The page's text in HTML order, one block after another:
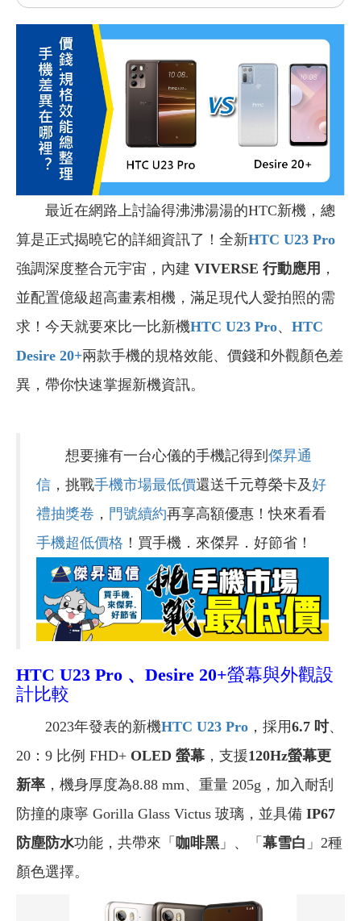
最近在網路上討論得沸沸湯湯的HTC新機，總
算是正式揭曉它的詳細資訊了！全新HTC U23 Pro
強調深度整合元宇宙，內建 VIVERSE 行動應用 ，
並配置億級超高畫素相機，滿足現代人愛拍照的需
求！今天就要來比一比新機HTC U23 Pro、 HTC
Desire 20+兩款手機的規格效能、價錢和外觀顏色差
異，帶你快速掌握新機資訊。
想要擁有一台心儀的手機記得到 傑昇通
信 ，挑戰手機市場最低價還送千元尊榮卡及好
禮抽獎卷 ， 門號續約再享高額優惠！快來看看
手機超低價格 ！買手機．來傑昇．好節省！
HTC U23 Pro 、Desire 20+螢幕與外觀設
計比較
2023年發表的新機HTC U23 Pro ，採用6.7 吋、
20：9 比例 FHD+ OLED 螢幕 ，支援120Hz螢幕更
新率 ，機身厚度為8.88 mm、重量 205g，加入耐刮
防撞的康寧 Gorilla Glass Victus 玻璃，並具備 IP67
防塵防水功能，共帶來「 咖啡黑 」、「 幕雪白 」2種
顏色選擇。